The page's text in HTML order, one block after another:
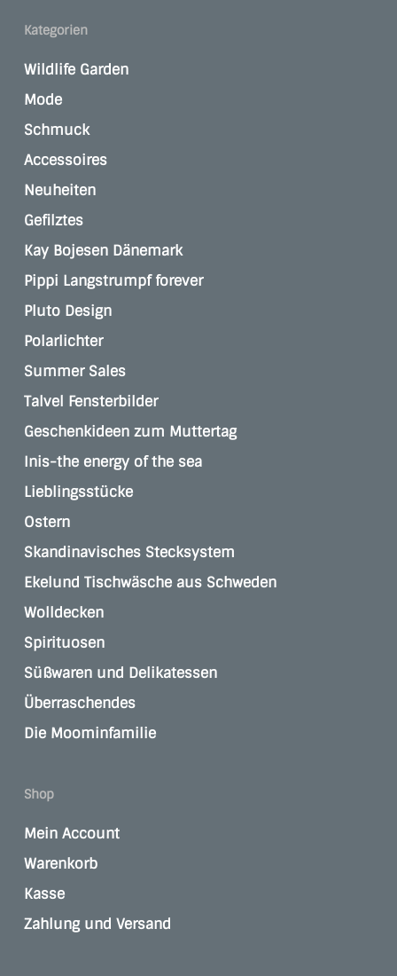
Kategorien
Wildlife Garden
Mode
Schmuck
Accessoires
Neuheiten
Gefilztes
Kay Bojesen Dänemark
Pippi Langstrumpf forever
Pluto Design
Polarlichter
Summer Sales
Talvel Fensterbilder
Geschenkideen zum Muttertag
Inis-the energy of the sea
Lieblingsstücke
Ostern
Skandinavisches Stecksystem
Ekelund Tischwäsche aus Schweden
Wolldecken
Spirituosen
Süßwaren und Delikatessen
Überraschendes
Die Moominfamilie
Shop
Mein Account
Warenkorb
Kasse
Zahlung und Versand